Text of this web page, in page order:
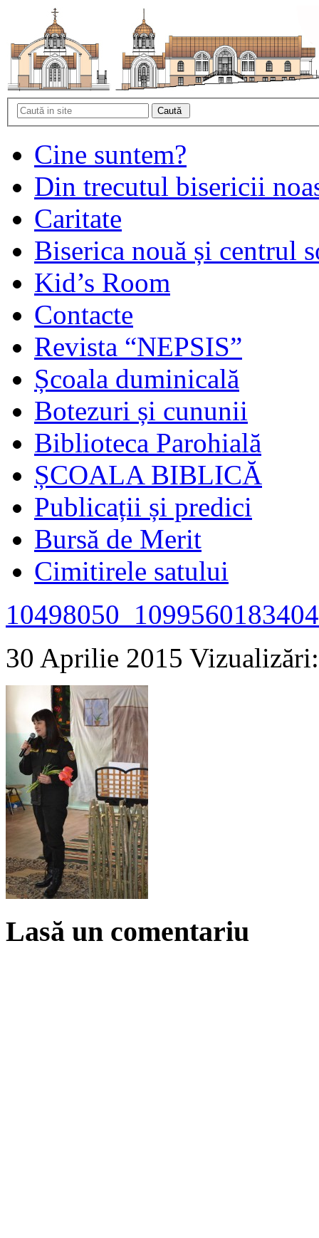
Cine suntem?
Din trecutul bisericii
Caritate
Biserica nouă și centrul
Kid’s Room
Contacte
Revista “NEPSIS”
Școala duminicală
Botezuri și cununii
Biblioteca Parohială
ȘCOALA BIBLICĂ
Publicații și predici
Bursă de Merit
Cimitirele satului
30 Aprilie 2015
Lasă un comentariu